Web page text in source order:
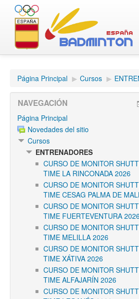
Página Principal ▶︎ Cursos ▶︎
NAVEGACIÓN
Página Principal
Novedades del sitio
Cursos
ENTRENADORES
CURSO DE MONITOR
TIME LA RINCONADA 2026
CURSO DE MONITOR
TIME CESAG PALMA DE
CURSO DE MONITOR
TIME FUERTEVENTURA 2026
CURSO DE MONITOR
TIME MELILLA 2026
CURSO DE MONITOR
TIME XÁTIVA 2026
CURSO DE MONITOR
TIME ALFAJARÍN 2026
CURSO DE MONITOR